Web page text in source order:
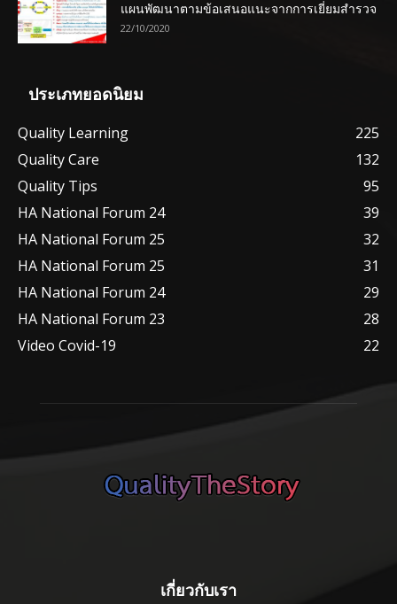
แผนพัฒนาตามข้อเสนอแนะจากการเยี่ยมสำรวจ
22/10/2020
ประเภทยอดนิยม
Quality Learning
225
Quality Care
132
Quality Tips
95
HA National Forum 24
39
HA National Forum 25
32
HA National Forum 25
31
HA National Forum 24
29
HA National Forum 23
28
Video Covid-19
22
เกี่ยวกับเรา